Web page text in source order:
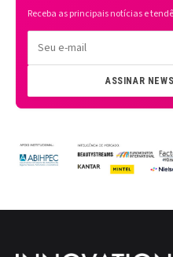
Receba as principais notícias e
ASSINAR